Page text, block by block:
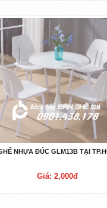
NHỰA ĐÚC GLM13B TẠI
Giá: 2,000đ